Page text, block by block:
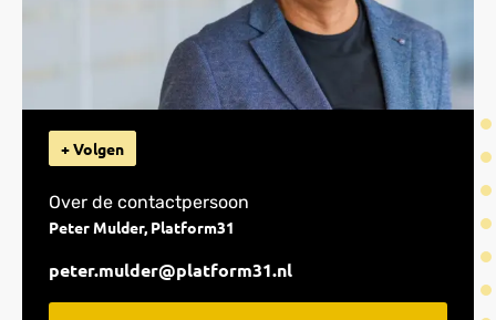
+ Volgen
Over de contactpersoon
Peter Mulder, Platform31
peter.mulder@platform31.nl